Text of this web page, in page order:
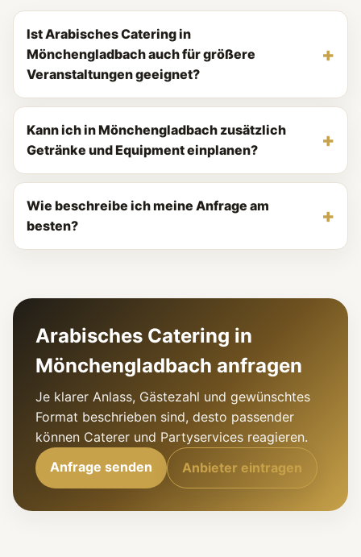
Ist Arabisches Catering in
Mönchengladbach auch für größere
Veranstaltungen geeignet?
Kann ich in Mönchengladbach zusätzlich
Getränke und Equipment einplanen?
Wie beschreibe ich meine Anfrage am
besten?
Arabisches Catering in
Mönchengladbach anfragen
Je klarer Anlass, Gästezahl und gewünschtes
Format beschrieben sind, desto passender
können Caterer und Partyservices reagieren.
Anfrage senden
Anbieter eintragen